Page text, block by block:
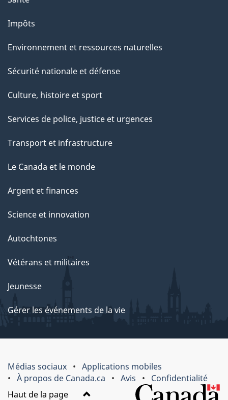
Impôts
Environnement et ressources naturelles
Sécurité nationale et défense
Culture, histoire et sport
Services de police, justice et urgences
Transport et infrastructure
Le Canada et le monde
Argent et finances
Science et innovation
Autochtones
Vétérans et militaires
Jeunesse
Gérer les événements de la vie
Médias sociaux
Applications mobiles
À propos de Canada.ca
Avis
Confidentialité
Haut de la page